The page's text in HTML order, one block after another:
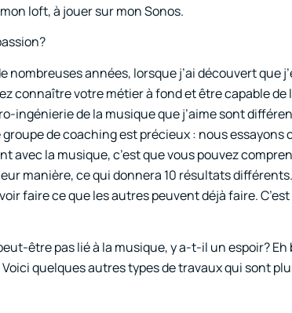
loft, à jouer sur mon Sonos.
nombreuses années, lorsque j’ai découvert que
connaître votre métier à fond et être capable
ingénierie de la musique que j’aime sont
de coaching est précieux : nous
la musique, c’est que vous pouvez
manière, ce qui donnera 10 résultats
faire ce que les autres peuvent déjà faire.
être pas lié à la musique, y a-t-il un espoir?
quelques autres types de travaux qui sont